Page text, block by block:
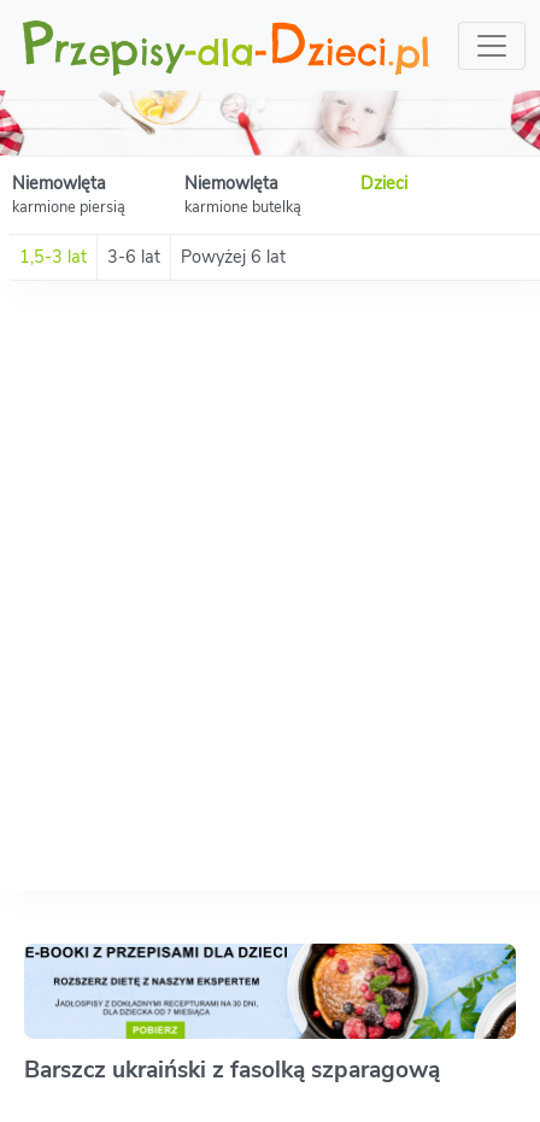
Niemowlęta
karmione piersią
Niemowlęta
karmione butelką
Dzieci
1,5-3 lat 3-6 lat Powyżej 6 lat
Barszcz ukraiński z fasolką szparagową